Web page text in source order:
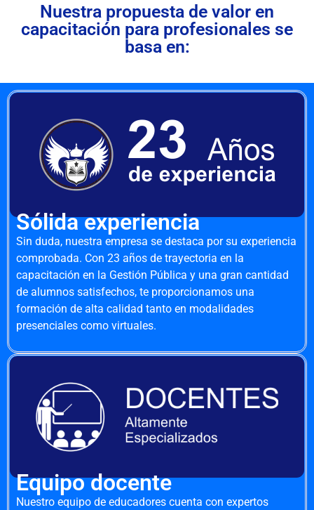
Nuestra propuesta de valor en
capacitación para profesionales se
basa en:
Sólida experiencia
Sin duda, nuestra empresa se destaca por su experiencia
comprobada. Con 23 años de trayectoria en la
capacitación en la Gestión Pública y una gran cantidad
de alumnos satisfechos, te proporcionamos una
formación de alta calidad tanto en modalidades
presenciales como virtuales.
Equipo docente
Nuestro equipo de educadores cuenta con expertos